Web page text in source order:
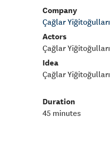
Company
Çağlar Yiğitoğulları
Actors
Çağlar Yiğitoğulları
Idea
Çağlar Yiğitoğulları
Duration
45 minutes